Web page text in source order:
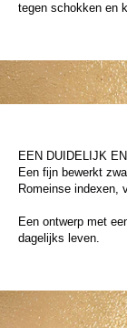
tegen schokken en
EEN DUIDELIJK
Een fijn bewerkt
Romeinse indexen,
Een ontwerp met
dagelijks leven.